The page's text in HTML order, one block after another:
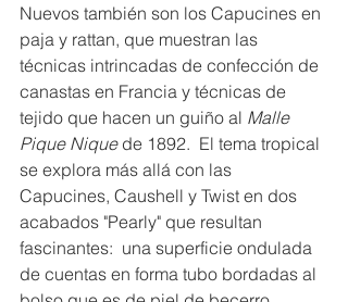
Nuevos también son los Capucines en
paja y rattan, que muestran las
técnicas intrincadas de confección de
canastas en Francia y técnicas de
tejido que hacen un guiño al Malle
Pique Nique de 1892.  El tema tropical
se explora más allá con las
Capucines, Caushell y Twist en dos
acabados "Pearly" que resultan
fascinantes:  una superficie ondulada
de cuentas en forma tubo bordadas al